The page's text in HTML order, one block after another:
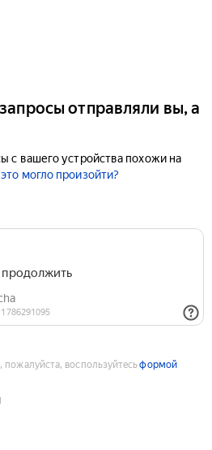
отправляли вы, а
с вашего устройства похожи на
могло произойти?
воспользуйтесьформой